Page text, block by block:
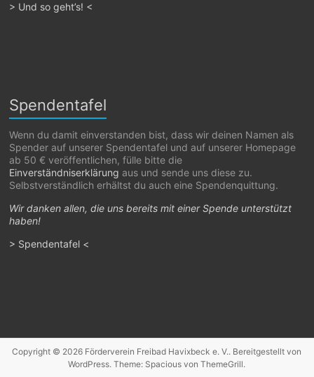
> Und so geht’s! <
Spendentafel
Wenn du damit einverstanden bist, dass wir deinen Namen als
Spender auf unserer Spendentafel und auf unserer Homepage
ab 50 € veröffentlichen, fülle bitte die
Einverständniserklärung aus und sende uns diese zu.
Selbstverständlich erhältst du auch eine Spendenquittung.
Wir danken allen, die uns bereits mit einer Spende unterstützt
haben!
> Spendentafel <
Copyright © 2026 Förderverein Freibad Havixbeck e. V.. Bereitgestellt von
WordPress. Theme: Spacious vonThemeGrill.